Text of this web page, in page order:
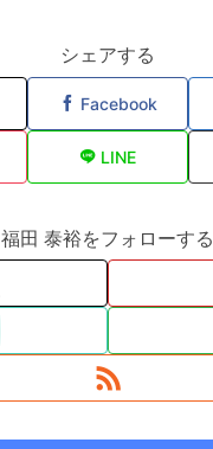
シェアする
Facebook
LINE
福田 泰裕をフォローする